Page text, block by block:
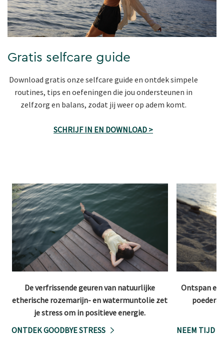
Gratis selfcare guide
Download gratis onze selfcare guide en ontdek simpele
routines, tips en oefeningen die jou ondersteunen in
zelfzorg en balans, zodat jij weer op adem komt.
SCHRIJF IN EN DOWNLOAD >
De verfrissende geuren van natuurlijke
etherische rozemarijn- en watermuntolie zet
je stress om in positieve energie.
ONTDEK GOODBYE STRESS
Ontspan en
NEEM TIJD